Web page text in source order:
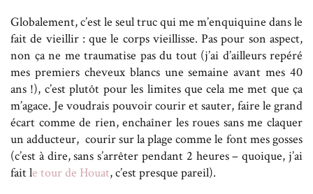
Globalement, c’est le seul truc qui me m’enquiquine dans le
fait de vieillir : que le corps vieillisse. Pas pour son aspect,
non ça ne me traumatise pas du tout (j’ai d’ailleurs repéré
mes premiers cheveux blancs une semaine avant mes 40
ans !), c’est plutôt pour les limites que cela me met que ça
m’agace. Je voudrais pouvoir courir et sauter, faire le grand
écart comme de rien, enchaîner les roues sans me claquer
un adducteur, courir sur la plage comme le font mes gosses
(c’est à dire, sans s’arrêter pendant 2 heures – quoique, j’ai
fait le tour de Houat, c’est presque pareil).